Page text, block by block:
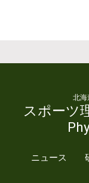
北
スポーツ
ニュース